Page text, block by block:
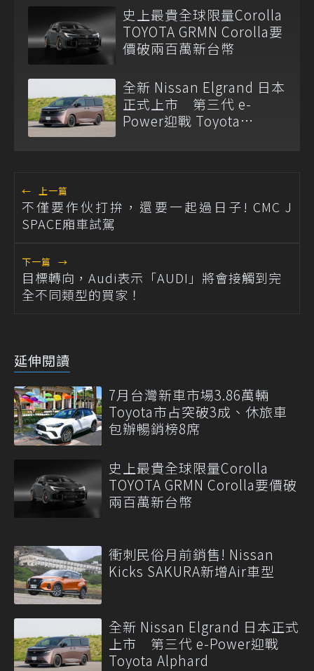
史上最貴全球限量Corolla
TOYOTA GRMN Corolla要
價破兩百萬新台幣
全新 Nissan Elgrand 日本
正式上市 第三代 e-
Power迎戰 Toyota
← 上一篇
不僅要作伙打拚，還要一起過日子! CMC J
SPACE廂車試駕
下一篇 →
目標轉向，Audi表示「AUDI」將會接觸到完
全不同類型的買家！
延伸閱讀
7月台灣新車市場3.86萬輛
Toyota市占突破3成、休旅車
包辦暢銷榜8席
史上最貴全球限量Corolla
TOYOTA GRMN Corolla要價破
兩百萬新台幣
衝刺民俗月前銷售! Nissan
Kicks SAKURA新增Air車型
全新 Nissan Elgrand 日本正式
上市 第三代 e-Power迎戰
Toyota Alphard